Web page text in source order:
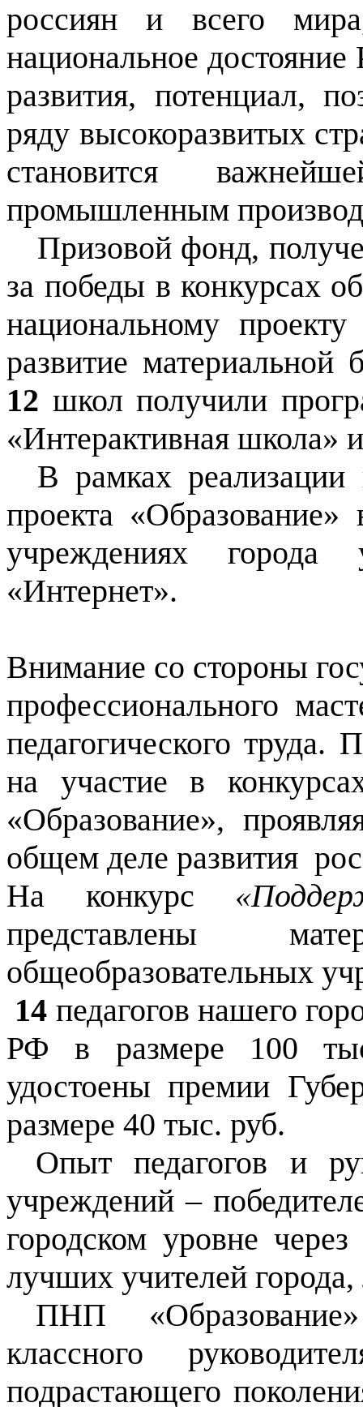
россиян и всего
национальное
развития, потенциал,
ряду высокоразвитых
становится
промышленным
Призовой фонд,
за победы в конкурсах
национальному
развитие
12 школ получили
«Интерактивная школа»
В рамках реализации
проекта «Образование»
учреждениях
«Интернет».
Внимание со стороны
профессионального
педагогического труда.
на участие в
«Образование»,
общем деле развития
На конкурс
представлены
общеобразовательных
14 педагогов нашего
РФ в размере 100
удостоены премии
размере 40 тыс. руб.
Опыт педагогов и
учреждений –
городском уровне
лучших учителей
ПНП
классного
подрастающего